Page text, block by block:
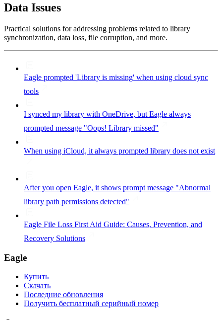
Data Issues
Practical solutions for addressing problems related to library
synchronization, data loss, file corruption, and more.
Eagle prompted 'Library is missing' when using cloud sync
tools
I synced my library with OneDrive, but Eagle always
prompted message "Oops! Library missed"
When using iCloud, it always prompted library does not exist
After you open Eagle, it shows prompt message "Abnormal
library path permissions detected"
Eagle File Loss First Aid Guide: Causes, Prevention, and
Recovery Solutions
Eagle
Купить
Скачать
Последние обновления
Получить бесплатный серийный номер